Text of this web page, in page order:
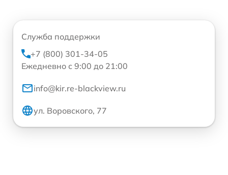
Служба поддержки
+7 (800) 301-34-05
Ежедневно с 9:00 до 21:00
info@kir.re-blackview.ru
ул. Воровского, 77